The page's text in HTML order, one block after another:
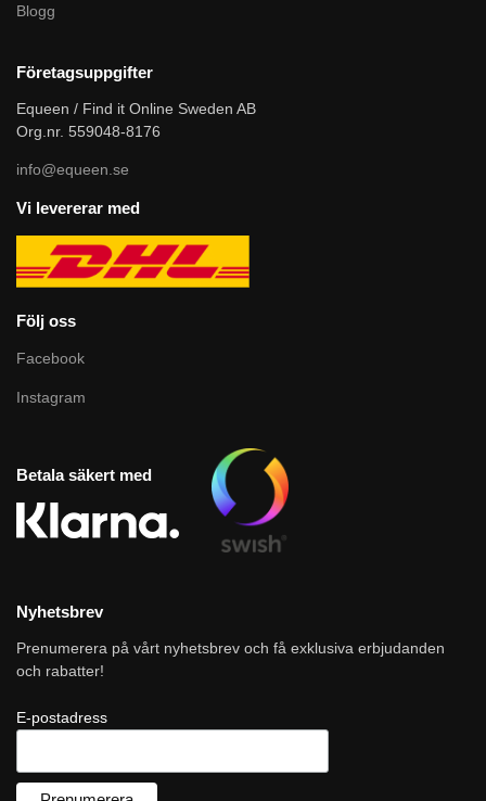
Blogg
Företagsuppgifter
Equeen / Find it Online Sweden AB
Org.nr. 559048-8176
info@equeen.se
Vi levererar med
Följ oss
Facebook
Instagram
Betala säkert med
Nyhetsbrev
Prenumerera på vårt nyhetsbrev och få exklusiva erbjudanden
och rabatter!
E-postadress